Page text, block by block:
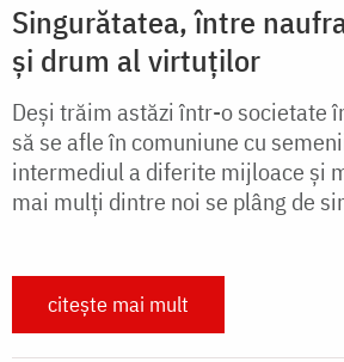
Singurătatea, între
și drum al virtuților
Deși trăim astăzi într-o societate
să se afle în comuniune cu
intermediul a diferite mijloace și
mai mulți dintre noi se plâng de
citește mai mult